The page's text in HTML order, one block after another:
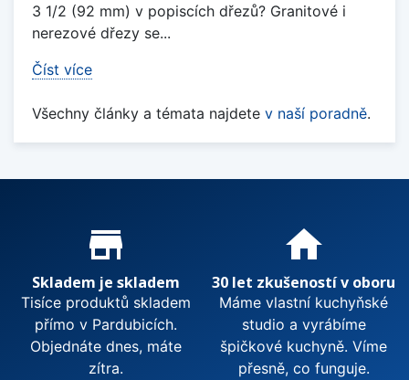
3 1/2 (92 mm) v popiscích dřezů? Granitové i
nerezové dřezy se...
Číst více
Všechny články a témata najdete v naší poradně.
Proč nakupovat u nás?
store_mall_directory
Skladem je skladem
Tisíce produktů skladem
přímo v Pardubicích.
Objednáte dnes, máte
zítra.
home
30 let zkušeností v oboru
Máme vlastní kuchyňské
studio a vyrábíme
špičkové kuchyně. Víme
přesně, co funguje.